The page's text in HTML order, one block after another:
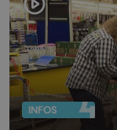
INFOS